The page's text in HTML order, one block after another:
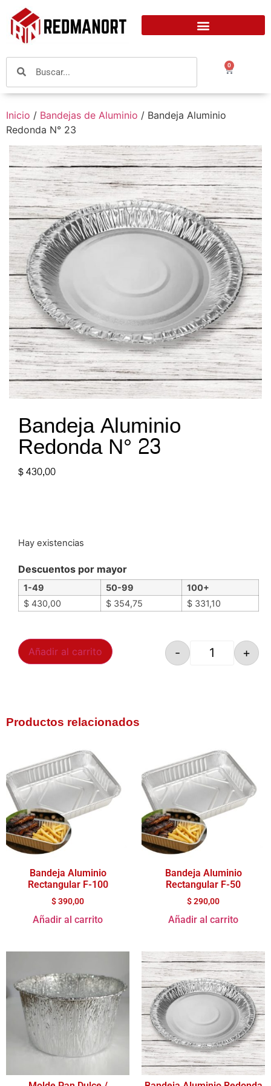
0
Inicio / Bandejas de Aluminio / Bandeja Aluminio
Redonda N° 23
Bandeja Aluminio
Redonda N° 23
$430,00
Hay existencias
Descuentos por mayor
1-49 50-99
100+
$ 430,00 $ 354,75 $ 331,10
- +
Añadir al carrito
Productos relacionados
Bandeja Aluminio
Rectangular F-100
$390,00
Añadir al carrito
Bandeja Aluminio
Rectangular F-50
$290,00
Añadir al carrito